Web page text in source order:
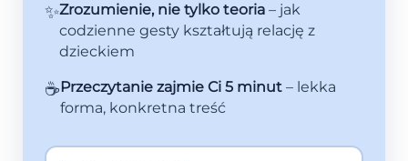
✨Zrozumienie, nie tylko teoria– jak
codzienne gesty kształtują relację z
dzieckiem
☕Przeczytanie zajmie Ci 5 minut– lekka
forma, konkretna treść